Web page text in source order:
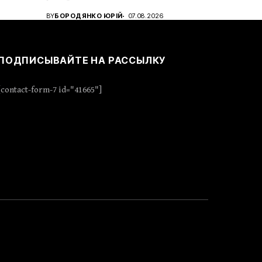
BYБОРОДЯНКО ЮРІЙ 07.08.2026
НА РАССЫЛКУ
[contact-form-7 id="41665"]